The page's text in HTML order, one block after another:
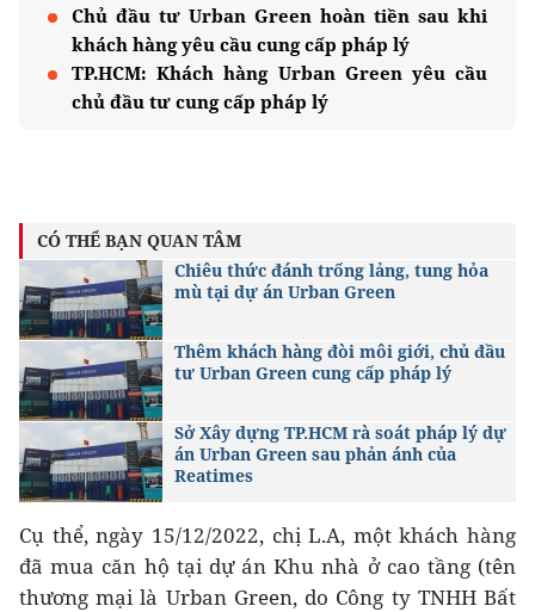
Chủ đầu tư Urban Green hoàn tiền sau khi
khách hàng yêu cầu cung cấp pháp lý
TP.HCM: Khách hàng Urban Green yêu cầu
chủ đầu tư cung cấp pháp lý
CÓ THỂ BẠN QUAN TÂM
Chiêu thức đánh trống lảng, tung hỏa
mù tại dự án Urban Green
Thêm khách hàng đòi môi giới, chủ đầu
tư Urban Green cung cấp pháp lý
Sở Xây dựng TP.HCM rà soát pháp lý dự
án Urban Green sau phản ánh của
Reatimes
Cụ thể, ngày 15/12/2022, chị L.A, một khách hàng
đã mua căn hộ tại dự án Khu nhà ở cao tầng (tên
thương mại là Urban Green, do Công ty TNHH Bất